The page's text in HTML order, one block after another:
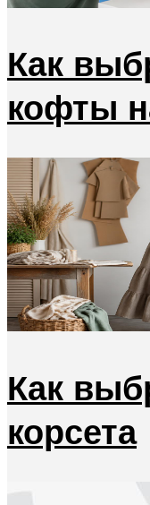
Как
кофты
Как
корсета